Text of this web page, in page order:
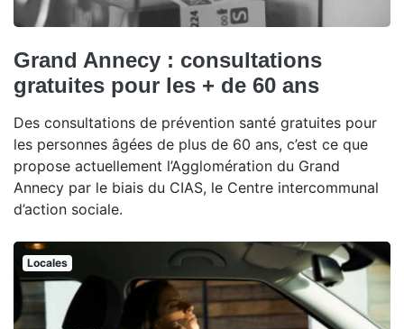
Grand Annecy : consultations
gratuites pour les + de 60 ans
Des consultations de prévention santé gratuites pour
les personnes âgées de plus de 60 ans, c’est ce que
propose actuellement l’Agglomération du Grand
Annecy par le biais du CIAS, le Centre intercommunal
d’action sociale.
Locales